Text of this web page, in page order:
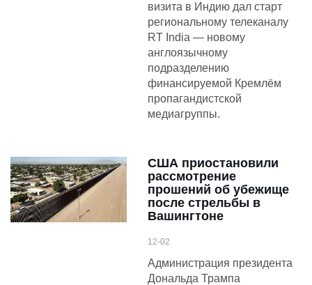
визита в Индию дал старт
региональному телеканалу
RT India — новому
англоязычному
подразделению
финансируемой Кремлём
пропагандистской
медиагруппы.
США приостановили
рассмотрение
прошений об убежище
после стрельбы в
Вашингтоне
12-02
Администрация президента
Дональда Трампа